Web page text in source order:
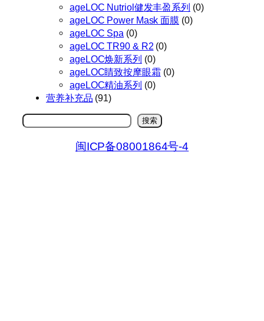
ageLOC Nutriol健发丰盈系列 (0)
ageLOC Power Mask 面膜 (0)
ageLOC Spa (0)
ageLOC TR90 & R2 (0)
ageLOC焕新系列 (0)
ageLOC睛致按摩眼霜 (0)
ageLOC精油系列 (0)
营养补充品 (91)
搜
搜索
闽ICP备08001864号-4